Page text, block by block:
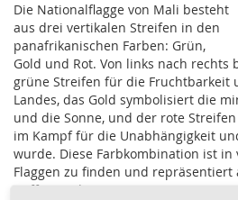
Die Nationalflagge von Mali besteht
aus drei vertikalen Streifen in den
panafrikanischen Farben: Grün,
Gold und Rot. Von links nach
grüne Streifen für die Fruchtbarkeit
Landes, das Gold symbolisiert die
und die Sonne, und der rote
im Kampf für die Unabhängigkeit
wurde. Diese Farbkombination ist in
Flaggen zu finden und repräsentiert
Hoffnung der Nation.